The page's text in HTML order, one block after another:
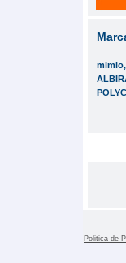
mimio,
Politica de